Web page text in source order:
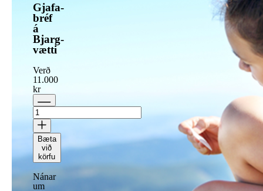
Gjafa­
bréf
á
Bjarg­
vætti
Verð
11.000
kr
Bæta
við
körfu
Nánar
um